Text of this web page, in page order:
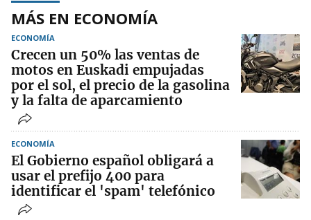
MÁS EN ECONOMÍA
ECONOMÍA
Crecen un 50% las ventas de
motos en Euskadi empujadas
por el sol, el precio de la gasolina
y la falta de aparcamiento
ECONOMÍA
El Gobierno español obligará a
usar el prefijo 400 para
identificar el 'spam' telefónico